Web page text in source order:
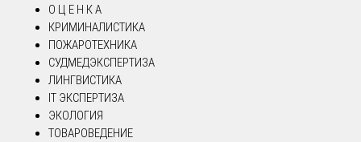
О Ц Е Н К А
КРИМИНАЛИСТИКА
ПОЖАРОТЕХНИКА
СУДМЕДЭКСПЕРТИЗА
ЛИНГВИСТИКА
IT ЭКСПЕРТИЗА
ЭКОЛОГИЯ
ТОВАРОВЕДЕНИЕ